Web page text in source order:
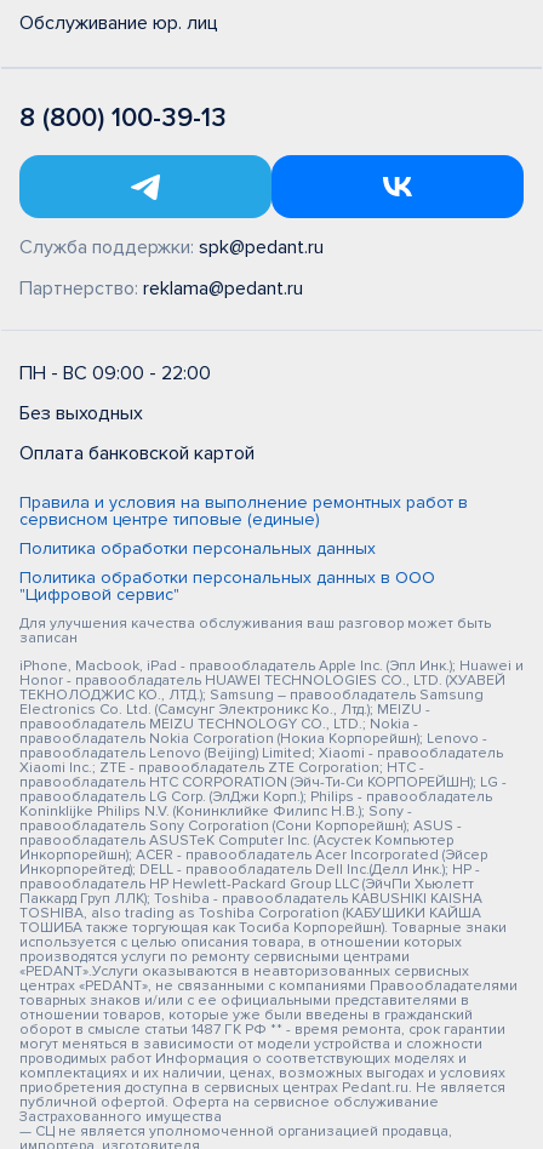
Обслуживание юр. лиц
8 (800) 100-39-13
Служба поддержки: spk@pedant.ru
Партнерство: reklama@pedant.ru
ПН - ВС 09:00 - 22:00
Без выходных
Оплата банковской картой
Правила и условия на выполнение ремонтных работ в
сервисном центре типовые (единые)
Политика обработки персональных данных
Политика обработки персональных данных в ООО
"Цифровой сервис"
Для улучшения качества обслуживания ваш разговор может быть
записан
iPhone, Macbook, iPad - правообладатель Apple Inc. (Эпл Инк.); Huawei и
Honor - правообладатель HUAWEI TECHNOLOGIES CO., LTD. (ХУАВЕЙ
ТЕКНОЛОДЖИС КО., ЛТД.); Samsung – правообладатель Samsung
Electronics Co. Ltd. (Самсунг Электроникс Ко., Лтд.); MEIZU -
правообладатель MEIZU TECHNOLOGY CO., LTD.; Nokia -
правообладатель Nokia Corporation (Нокиа Корпорейшн); Lenovo -
правообладатель Lenovo (Beijing) Limited; Xiaomi - правообладатель
Xiaomi Inc.; ZTE - правообладатель ZTE Corporation; HTC -
правообладатель HTC CORPORATION (Эйч-Ти-Си КОРПОРЕЙШН); LG -
правообладатель LG Corp. (ЭлДжи Корп.); Philips - правообладатель
Koninklijke Philips N.V. (Конинклийке Филипс Н.В.); Sony -
правообладатель Sony Corporation (Сони Корпорейшн); ASUS -
правообладатель ASUSTeK Computer Inc. (Асустек Компьютер
Инкорпорейшн); ACER - правообладатель Acer Incorporated (Эйсер
Инкорпорейтед); DELL - правообладатель Dell Inc.(Делл Инк.); HP -
правообладатель HP Hewlett-Packard Group LLC (ЭйчПи Хьюлетт
Паккард Груп ЛЛК); Toshiba - правообладатель KABUSHIKI KAISHA
TOSHIBA, also trading as Toshiba Corporation (КАБУШИКИ КАЙША
ТОШИБА также торгующая как Тосиба Корпорейшн). Товарные знаки
используется с целью описания товара, в отношении которых
производятся услуги по ремонту сервисными центрами
«PEDANT».Услуги оказываются в неавторизованных сервисных
центрах «PEDANT», не связанными с компаниями Правообладателями
товарных знаков и/или с ее официальными представителями в
отношении товаров, которые уже были введены в гражданский
оборот в смысле статьи 1487 ГК РФ ** - время ремонта, срок гарантии
могут меняться в зависимости от модели устройства и сложности
проводимых работ Информация о соответствующих моделях и
комплектациях и их наличии, ценах, возможных выгодах и условиях
приобретения доступна в сервисных центрах Pedant.ru. Не является
публичной офертой. Оферта на сервисное обслуживание
Застрахованного имущества
— СЦ не является уполномоченной организацией продавца,